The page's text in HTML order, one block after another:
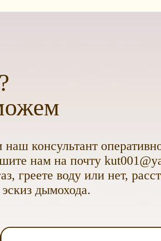
консультант
нам на почту
греете воду или нет,
дымохода.